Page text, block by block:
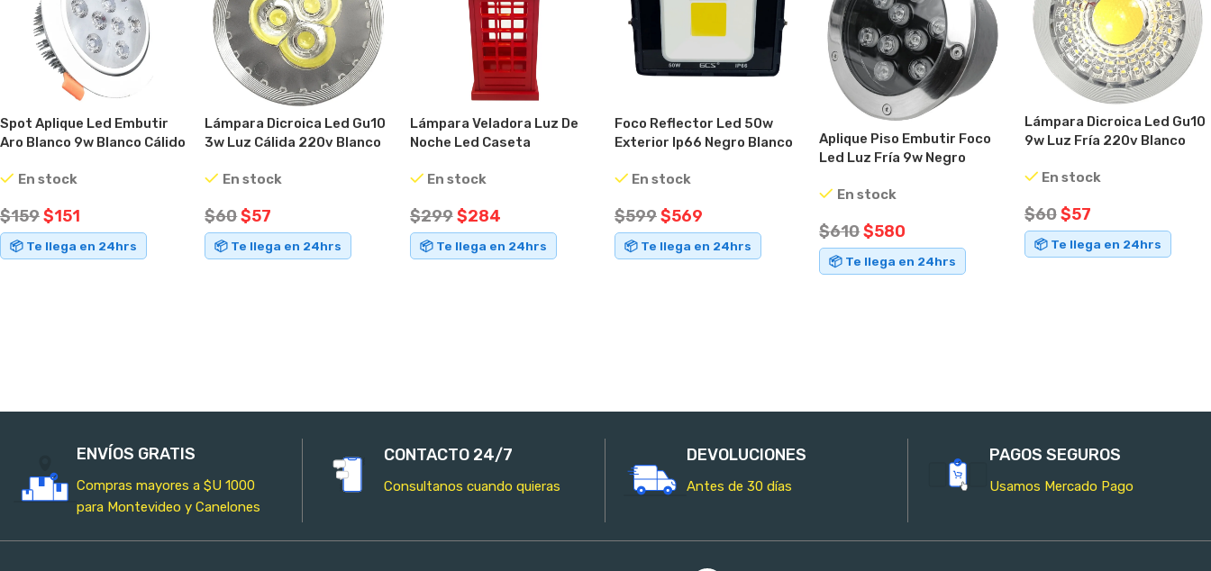
Spot Aplique Led Embutir
Aro Blanco 9w Blanco Cálido
En stock
$159$151
📦 Te llega en 24hrs
Lámpara Dicroica Led Gu10
3w Luz Cálida 220v Blanco
En stock
$60$57
📦 Te llega en 24hrs
Lámpara Veladora Luz De
Noche Led Caseta
Blanco
En stock
$299$284
📦 Te llega en 24hrs
Foco Reflector Led 50w
Exterior Ip66 Negro Blanco
En stock
$599$569
📦 Te llega en 24hrs
Aplique Piso Embutir Foco
Led Luz Fría 9w Negro
En stock
$610$580
📦 Te llega en 24hrs
Lámpara Dicroica Led Gu10
9w Luz Fría 220v Blanco
En stock
$60$57
📦 Te llega en 24hrs
ENVÍOS GRATIS
Compras mayores a $U 1000
para Montevideo y Canelones
CONTACTO 24/7
Consultanos cuando quieras
DEVOLUCIONES
Antes de 30 días
PAGOS SEGUROS
Usamos Mercado Pago